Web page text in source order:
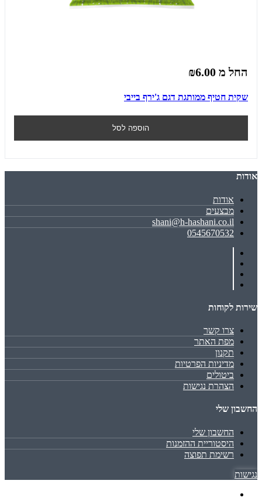
החל מ ₪6.00
שקית חטיף ממותגת דגם ג'ירף בייבי
הוספה לסל
אודות
אודות
מבצעים
shani@h-hashani.co.il
0545670532
שירות לקוחות
צרו קשר
מפת האתר
תקנון
מדיניות הפרטיות
ביטולים
הצהרת נגישות
החשבון שלי
החשבון שלי
היסטוריית ההזמנות
רשימת תפוצה
נגישות